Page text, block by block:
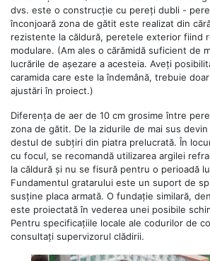
dvs. este o construcție cu pereți dubli -
înconjoară zona de gătit este realizat din
rezistente la căldură, peretele exterior fiind
modulare. (Am ales o cărămidă suficient de
lucrările de așezare a acesteia. Aveți
caramida care este la îndemână, trebuie
ajustări în proiect.)
Diferența de aer de 10 cm grosime între
zona de gătit. De la zidurile de mai sus
destul de subțiri din piatra prelucrată. În
cu focul, se recomandă utilizarea argilei
la căldură și nu se fisură pentru o perioadă
Fundamentul gratarului este un suport de
susține placa armată. O fundație similară,
este proiectată în vederea unei posibile
Pentru specificațiile locale ale codurilor de
consultați supervizorul clădirii.